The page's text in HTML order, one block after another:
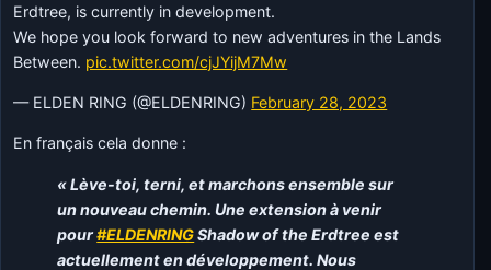
Erdtree, is currently in development.
We hope you look forward to new adventures in the Lands
Between. pic.twitter.com/cjJYijM7Mw
— ELDEN RING (@ELDENRING) February 28, 2023
En français cela donne :
« Lève-toi, terni, et marchons ensemble sur
un nouveau chemin. Une extension à venir
pour#ELDENRINGShadow of the Erdtree est
actuellement en développement. Nous